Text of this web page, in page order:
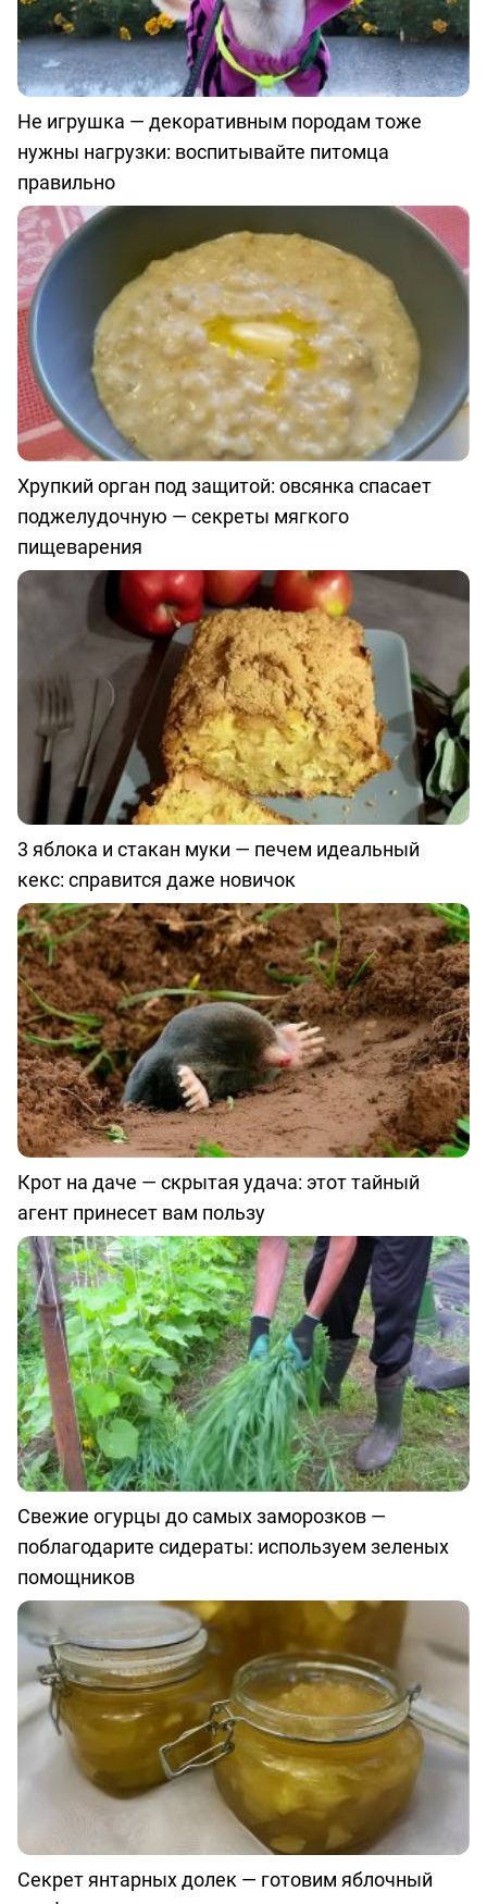
Не игрушка — декоративным породам тоже
нужны нагрузки: воспитывайте питомца
правильно
Хрупкий орган под защитой: овсянка спасает
поджелудочную — секреты мягкого
пищеварения
3 яблока и стакан муки — печем идеальный
кекс: справится даже новичок
Крот на даче — скрытая удача: этот тайный
агент принесет вам пользу
Свежие огурцы до самых заморозков —
поблагодарите сидераты: используем зеленых
помощников
Секрет янтарных долек — готовим яблочный